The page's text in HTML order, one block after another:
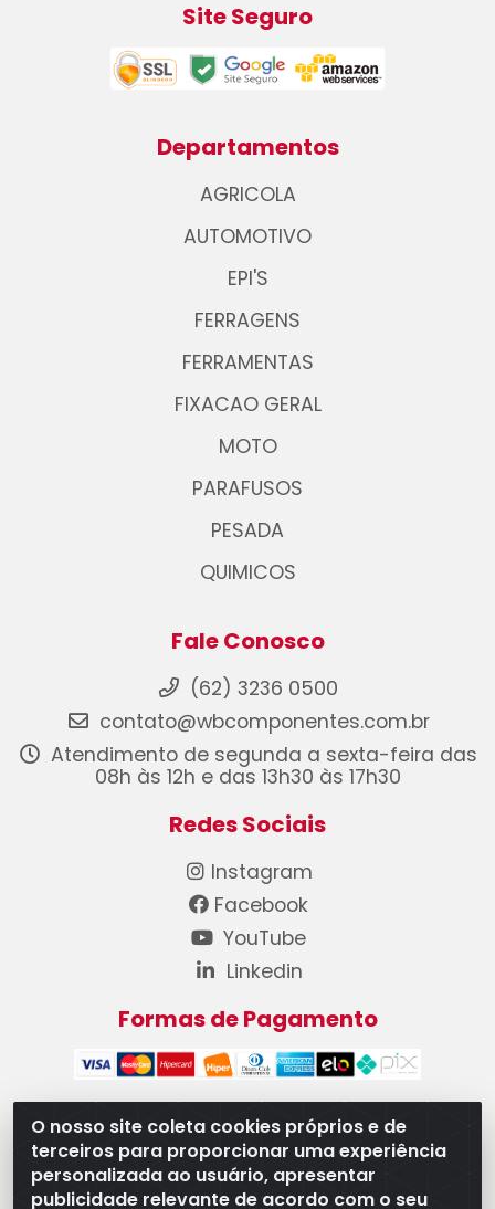
O nosso site coleta cookies próprios e de
terceiros para proporcionar uma experiência
personalizada ao usuário, apresentar
publicidade relevante de acordo com o seu
Site Seguro
Departamentos
AGRICOLA
AUTOMOTIVO
EPI'S
FERRAGENS
FERRAMENTAS
FIXACAO GERAL
MOTO
PARAFUSOS
PESADA
QUIMICOS
Fale Conosco
(62) 3236 0500
contato@wbcomponentes.com.br
Atendimento de segunda a sexta-feira das
08h às 12h e das 13h30 às 17h30
Redes Sociais
Instagram
Facebook
YouTube
Linkedin
Formas de Pagamento
WB Componentes Automotivos LTDA - CNPJ
08.528.393/0001-12 - Rua do Níquel, 667 - Parque
Oeste Industrial, Goiânia/GO - CEP 74375-660